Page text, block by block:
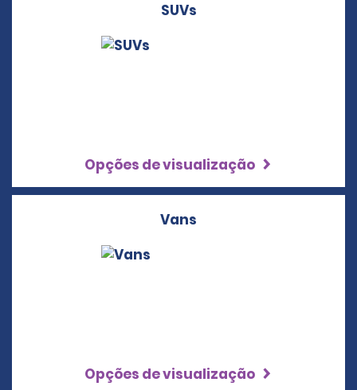
SUVs
Opções de visualização
Vans
Opções de visualização